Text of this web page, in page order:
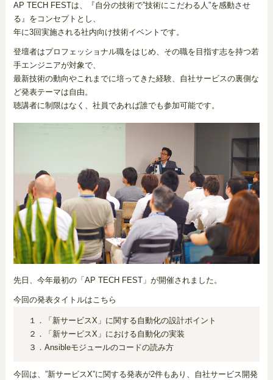
AP TECH FESTは、『自分の技術で”技術にこだわる人”を感動させ
る』をコンセプトとし、
年に3回実施される社内向け技術イベントです。
登壇者はプロフェッショナル職をはじめ、その職を目指す志を持つ若
手エンジニアが対象で、
最新技術の動向やこれまでに培ってきた経験、自社サービスの裏側な
ど発表テーマは自由。
聴講者に制限はなく、社員であれば誰でも参加可能です。
先日、今年最初の「AP TECH FEST」が開催されました。
今回の発表タイトルはこちら
１．「新サービスX」に関する自動化の設計ポイント
２．「新サービスX」における自動化の実装
３．Ansibleモジュールのコードの読み方
今回は、”新サービスX”に関する発表が2件もあり、自社サービス開発